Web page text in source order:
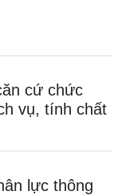
cứ chức
vụ, tính chất
lực thông